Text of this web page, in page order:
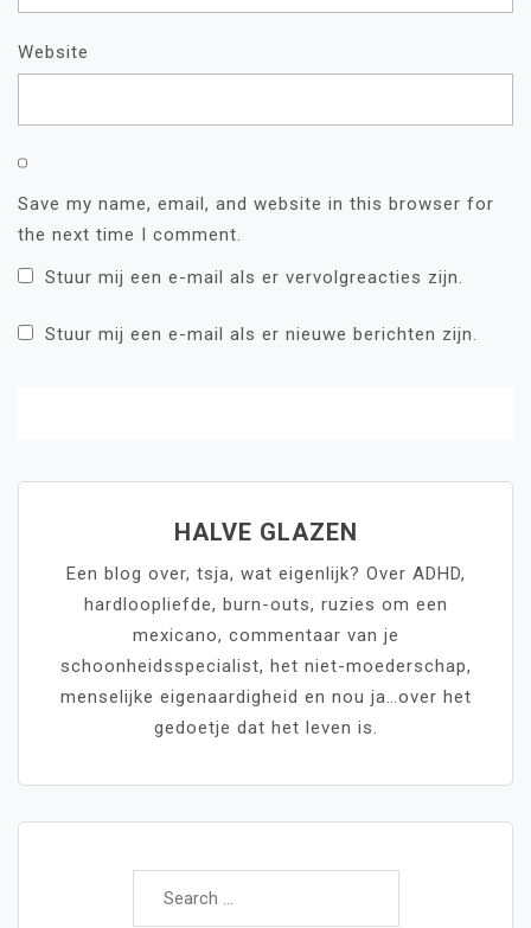
Website
Save my name, email, and website in this browser for
the next time I comment.
Stuur mij een e-mail als er vervolgreacties zijn.
Stuur mij een e-mail als er nieuwe berichten zijn.
HALVE GLAZEN
Een blog over, tsja, wat eigenlijk? Over ADHD,
hardloopliefde, burn-outs, ruzies om een
mexicano, commentaar van je
schoonheidsspecialist, het niet-moederschap,
menselijke eigenaardigheid en nou ja…over het
gedoetje dat het leven is.
Search